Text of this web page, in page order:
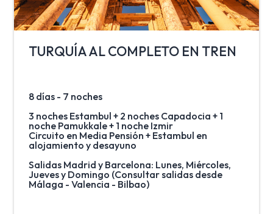
TURQUÍA AL COMPLETO EN TREN
8 días - 7 noches
3 noches Estambul + 2 noches Capadocia + 1
noche Pamukkale + 1 noche Izmir
Circuito en Media Pensión + Estambul en
alojamiento y desayuno
Salidas Madrid y Barcelona: Lunes, Miércoles,
Jueves y Domingo (Consultar salidas desde
Málaga - Valencia - Bilbao)